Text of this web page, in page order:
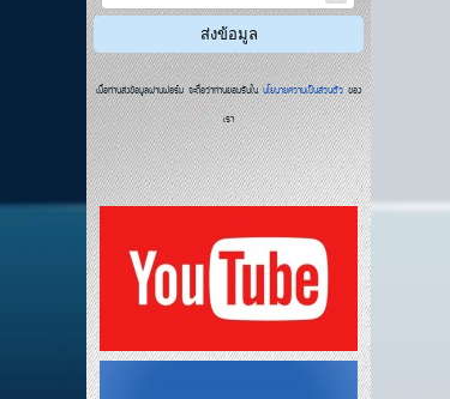
เมื่อท่านส่งข้อมูลผ่านฟอร์ม จะถือว่าท่านยอมรับในนโยบายความเป็นส่วนตัวของ
เรา